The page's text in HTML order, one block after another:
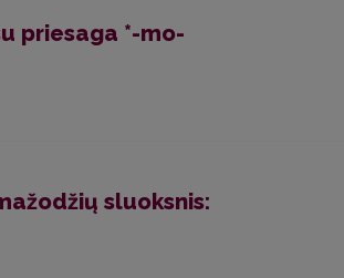
priesaga *-mo-
sluoksnis: